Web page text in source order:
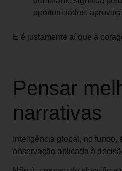
oportunidades,
E é justamente aí que a
Pensar
narrativas
Inteligência global, no fundo,
observação aplicada à